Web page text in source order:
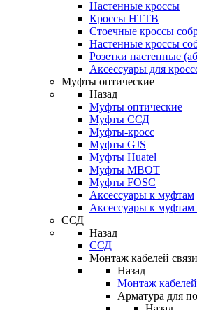
Настенные кроссы
Кроссы HTTB
Стоечные кроссы
Настенные кроссы
Розетки настенные
Аксессуары для
Муфты оптические
Назад
Муфты оптические
Муфты ССД
Муфты-кросс
Муфты GJS
Муфты Huatel
Муфты МВОТ
Муфты FOSC
Аксессуары к муфтам
Аксессуары к
ССД
Назад
ССД
Монтаж кабелей
Назад
Монтаж кабелей
Арматура для